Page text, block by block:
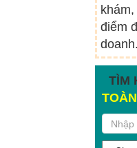
điểm
TÌM